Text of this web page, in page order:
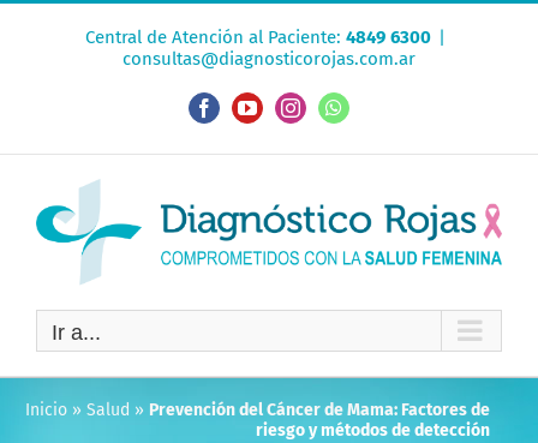
Central de Atención al Paciente: 4849 6300 |
consultas@diagnosticorojas.com.ar
FacebookYouTubeInstagramWhatsApp
Ir a...
Inicio » Salud » Prevención del Cáncer de Mama: Factores de
riesgo y métodos de detección